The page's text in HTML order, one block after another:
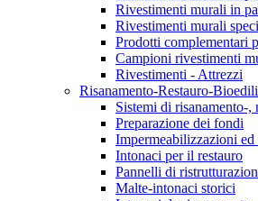
Rivestimenti murali in
Rivestimenti murali
Prodotti complementari
Campioni rivestimenti
Rivestimenti - Attrezzi
Risanamento-Restauro-
Sistemi di risanamento-,
Preparazione dei fondi
Impermeabilizzazioni
Intonaci per il restauro
Pannelli di
Malte-intonaci storici